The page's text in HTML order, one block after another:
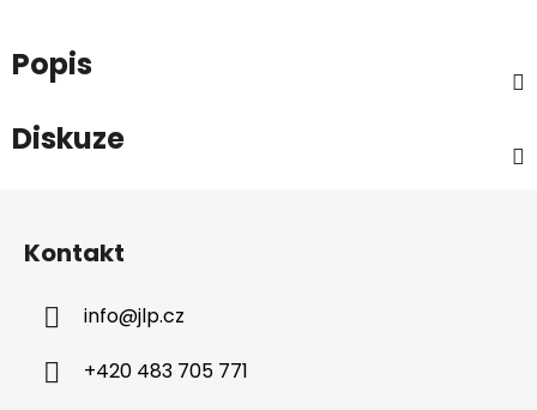
Popis
Diskuze
Kontakt
info@jlp.cz
+420 483 705 771